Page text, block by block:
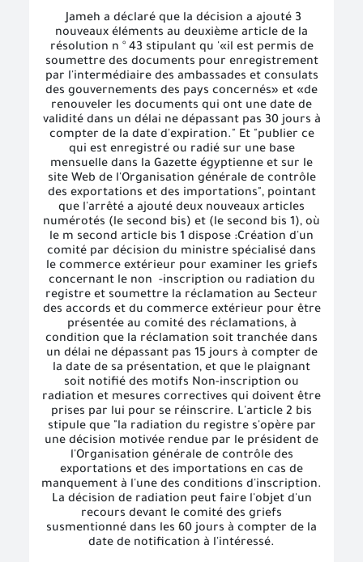
Jameh a déclaré que la décision a ajouté 3
nouveaux éléments au deuxième article de la
résolution n ° 43 stipulant qu '«il est permis de
soumettre des documents pour enregistrement
par l'intermédiaire des ambassades et consulats
des gouvernements des pays concernés» et «de
renouveler les documents qui ont une date de
validité dans un délai ne dépassant pas 30 jours à
compter de la date d'expiration." Et "publier ce
qui est enregistré ou radié sur une base
mensuelle dans la Gazette égyptienne et sur le
site Web de l'Organisation générale de contrôle
des exportations et des importations", pointant
que l'arrêté a ajouté deux nouveaux articles
numérotés (le second bis) et (le second bis 1), où
le m second article bis 1 dispose :Création d'un
comité par décision du ministre spécialisé dans
le commerce extérieur pour examiner les griefs
concernant le non -inscription ou radiation du
registre et soumettre la réclamation au Secteur
des accords et du commerce extérieur pour être
présentée au comité des réclamations, à
condition que la réclamation soit tranchée dans
un délai ne dépassant pas 15 jours à compter de
la date de sa présentation, et que le plaignant
soit notifié des motifs Non-inscription ou
radiation et mesures correctives qui doivent être
prises par lui pour se réinscrire. L'article 2 bis
stipule que "la radiation du registre s'opère par
une décision motivée rendue par le président de
l'Organisation générale de contrôle des
exportations et des importations en cas de
manquement à l'une des conditions d'inscription.
La décision de radiation peut faire l'objet d'un
recours devant le comité des griefs
susmentionné dans les 60 jours à compter de la
date de notification à l'intéressé.